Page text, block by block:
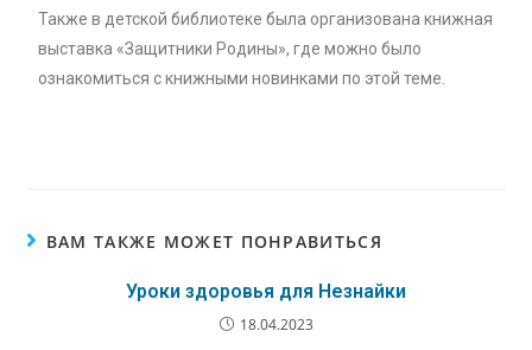
Также в детской библиотеке была организована книжная
выставка «Защитники Родины», где можно было
ознакомиться с книжными новинками по этой теме.
ВАМ ТАКЖЕ МОЖЕТ ПОНРАВИТЬСЯ
Уроки здоровья для Незнайки
18.04.2023